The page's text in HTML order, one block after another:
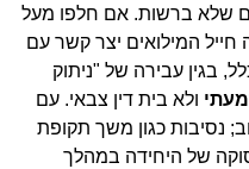
שלא ברשות. אם חלפו מעל
חייל המילואים יצר קשר עם
בגין עבירה של "ניתוק
ולא בית דין צבאי. עם
נסיבות כגון משך תקופת
של היחידה במהלך